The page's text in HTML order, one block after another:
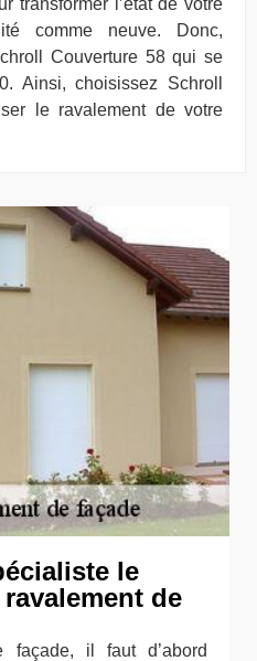
comme neuve. Donc,
Couverture 58 qui se
Ainsi, choisissez Schroll
le ravalement de votre
le
de
façade, il faut d’abord